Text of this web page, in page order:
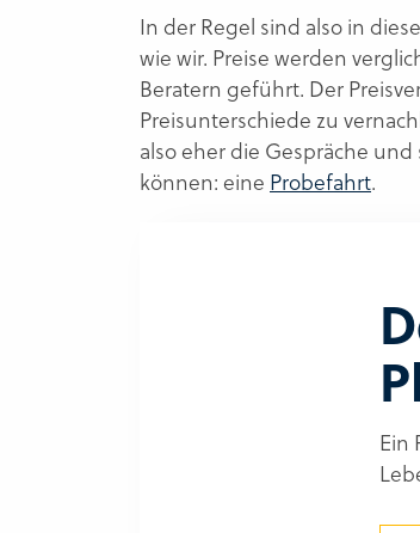
In der Regel sind also in
wie wir. Preise werden
Beratern geführt. Der
Preisunterschiede zu
also eher die Gespräche
können: eine Probefahrt.
Ein